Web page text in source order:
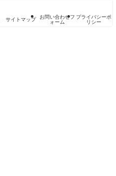
サイトマップ
お問い合わせフ
ォーム
プライバシーポ
リシー